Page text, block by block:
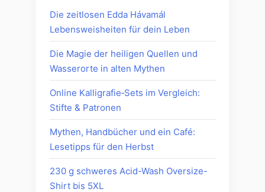
Die zeitlosen Edda Hávamál
Lebensweisheiten für dein Leben
Die Magie der heiligen Quellen und
Wasserorte in alten Mythen
Online Kalligrafie‑Sets im Vergleich:
Stifte & Patronen
Mythen, Handbücher und ein Café:
Lesetipps für den Herbst
230 g schweres Acid-Wash Oversize-
Shirt bis 5XL